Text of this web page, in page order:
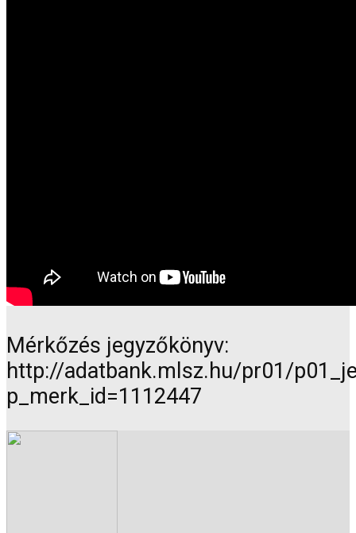
Mérkőzés jegyzőkönyv:
http://adatbank.mlsz.hu/pr01/
p_merk_id=1112447